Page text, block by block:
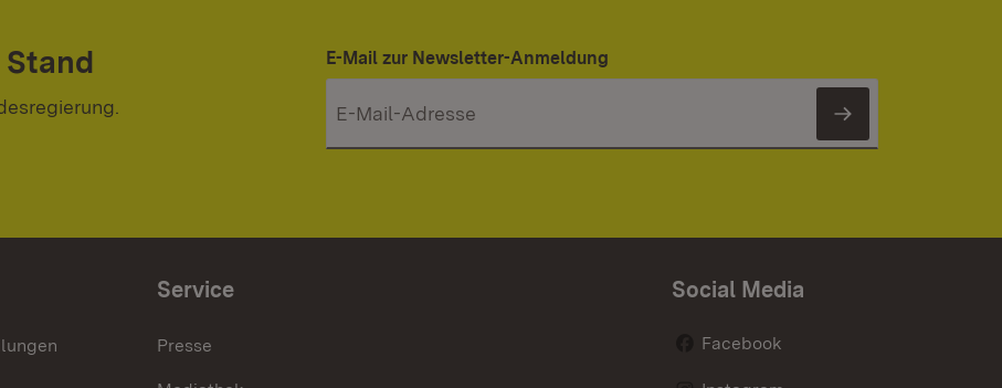
Stand E-Mail zur Newsletter-Anmeldung
Newsletter
Service
Presse
Social Media
Facebook